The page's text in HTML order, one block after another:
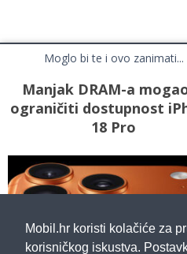
Mobil.hr koristi kolačiće za
korisničkog iskustva.
Moglo bi te i ovo zanimati...
Manjak DRAM-a
ograničiti dostupnost
18 Pro
Top Liste
Cafe Mobil
Usporedi mobitele
Impressum
Marketing